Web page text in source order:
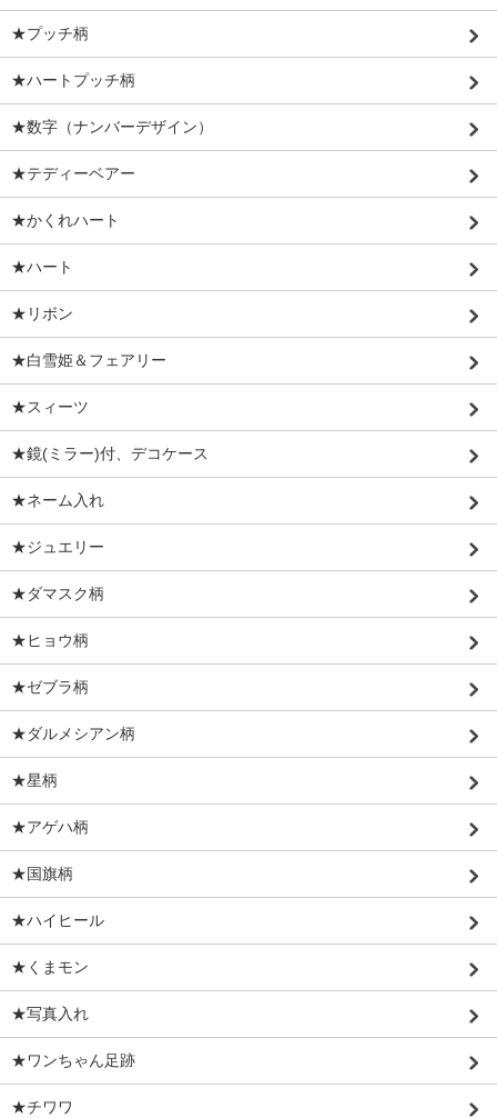
★プッチ柄
★ハートプッチ柄
★数字（ナンバーデザイン）
★テディーベアー
★かくれハート
★ハート
★リボン
★白雪姫＆フェアリー
★スィーツ
★鏡(ミラー)付、デコケース
★ネーム入れ
★ジュエリー
★ダマスク柄
★ヒョウ柄
★ゼブラ柄
★ダルメシアン柄
★星柄
★アゲハ柄
★国旗柄
★ハイヒール
★くまモン
★写真入れ
★ワンちゃん足跡
★チワワ